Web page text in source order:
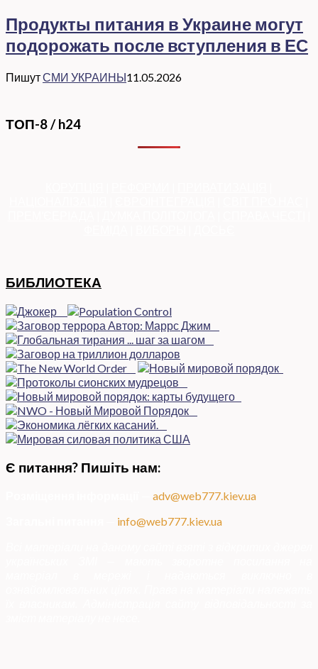
Продукты питания в Украине могут
подорожать после вступления в ЕС
ПишутСМИ УКРАИНЫ11.05.2026
ТОП-8 / h24
БИБЛИОТЕКА
Є питання? Пишіть нам:
adv@web777.kiev.ua
info@web777.kiev.ua